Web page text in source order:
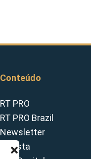
Conteúdo
RT PRO
RT PRO Brazil
Newsletter
Revista